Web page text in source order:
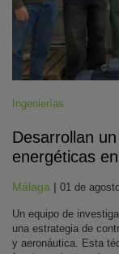
Ingenierías
Desarrollan
energéticas
Málaga | 01 de
Un equipo de
una estrategia de
y aeronáutica. Esta